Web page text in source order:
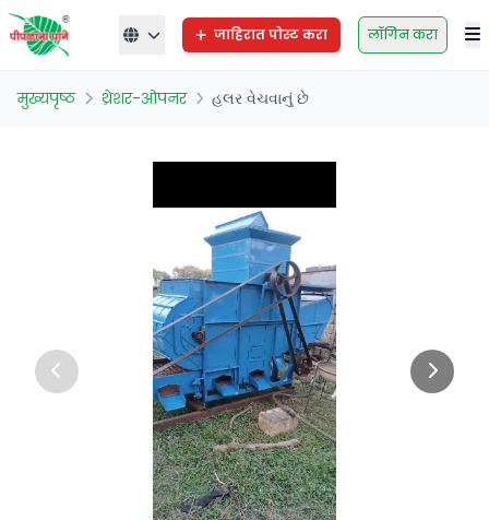
जाहिरात पोस्ट करा लॉगिन करा
मुख्यपृष्ठ थ्रेशर-ओपनर હલર વેચવાનું છે